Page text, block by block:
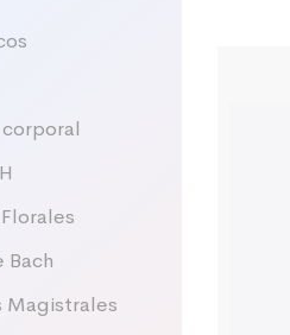
Bach
Magistrales